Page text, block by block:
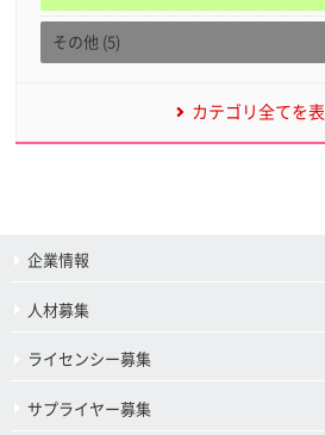
その他 (5)
カテゴリ全てを
企業情報
人材募集
ライセンシー募集
サプライヤー募集